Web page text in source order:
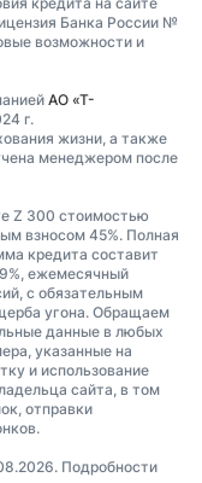
Банка России №
возможности и
АО «Т-
г.
жизни, а также
менеджером после
Z 300 стоимостью
взносом 45%. Полная
кредита составит
ежемесячный
с обязательным
угона. Обращаем
данные в любых
указанные на
и использование
сайта, в том
отправки
Подробности